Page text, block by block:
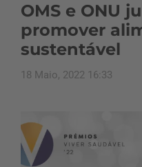
OMS e ONU
promover
sustentável
18 Maio, 2022 16:33